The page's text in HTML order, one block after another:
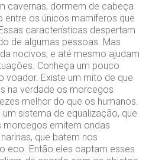
cavernas, dormem de cabeça
entre os únicos mamíferos que
características despertam
de algumas pessoas. Mas
nocivos, e até mesmo ajudam
Conheça um pouco
voador. Existe um mito de que
na verdade os morcegos
melhor do que os humanos.
sistema de equalização, que
morcegos emitem ondas
que batem nos
eco. Então eles captam esses